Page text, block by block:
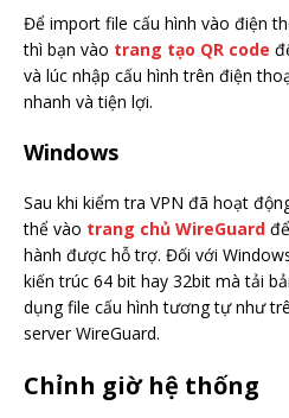
Để import file cấu hình vào điện
thì bạn vào trang tạo QR code
và lúc nhập cấu hình trên điện
nhanh và tiện lợi.
Windows
Sau khi kiểm tra VPN đã hoạt
thể vào trang chủ WireGuard
hành được hỗ trợ. Đối với
kiến trúc 64 bit hay 32bit mà tải
dụng file cấu hình tương tự như
server WireGuard.
Chỉnh giờ hệ thống